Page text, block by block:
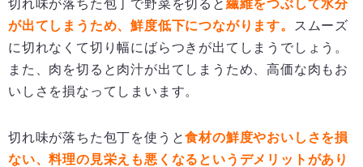
切れ味が落ちた包丁で野菜を切ると 繊維をつぶして水分
が出てしまうため、鮮度低下につながります。
スムーズ
に切れなくて切り幅にばらつきが出てしまうでしょう。
また、肉を切ると肉汁が出てしまうため、高価な肉もお
いしさを損なってしまいます。
切れ味が落ちた包丁を使うと食材の鮮度やおいしさを損
ない、料理の見栄えも悪くなるというデメリットがあり